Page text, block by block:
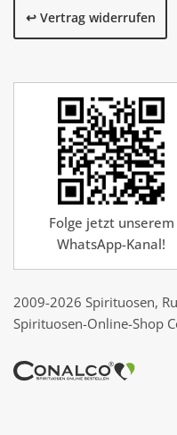
↩️ Vertrag widerrufen
Folge jetzt unserem
WhatsApp-Kanal!
2009-2026 Spirituosen,
Spirituosen-Online-Shop